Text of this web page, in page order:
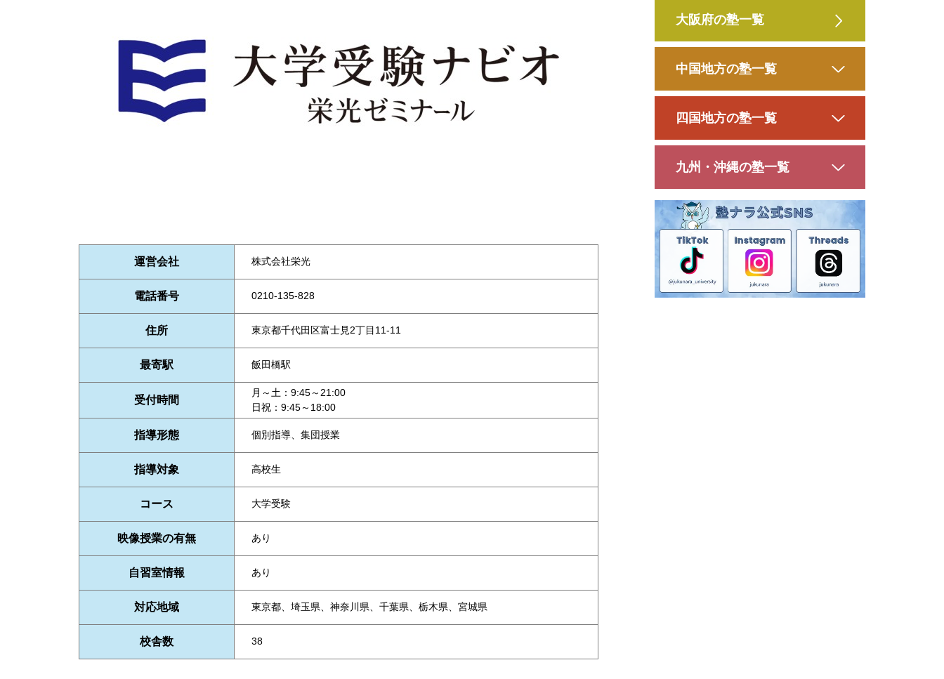
運営会社 株式会社栄光
電話番号 0210-135-828
住所 東京都千代田区富士見2丁目11-11
最寄駅 飯田橋駅
受付時間
月～土：9:45～21:00
日祝：9:45～18:00
指導形態 個別指導、集団授業
指導対象 高校生
コース 大学受験
映像授業の有無 あり
自習室情報 あり
対応地域 東京都、埼玉県、神奈川県、千葉県、栃木県、宮城県
校舎数 38
大阪府の塾一覧
中国地方の塾一覧
四国地方の塾一覧
九州・沖縄の塾一覧